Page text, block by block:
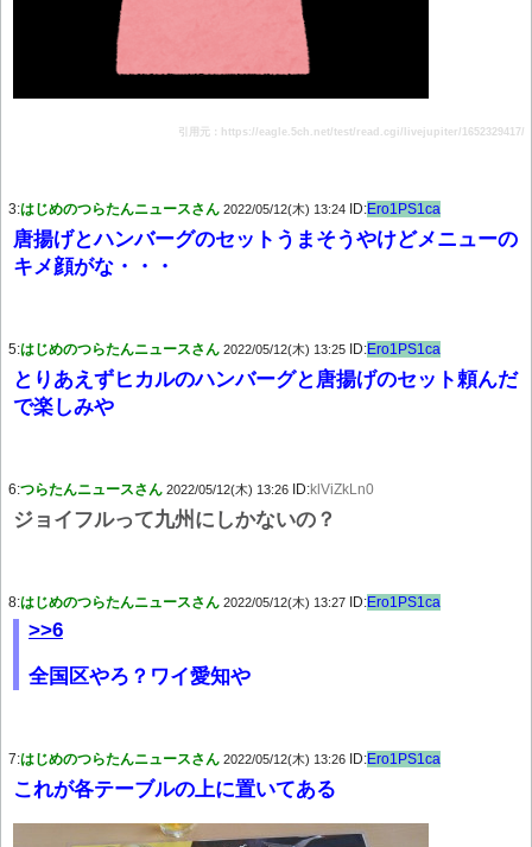
引用元：https://eagle.5ch.net/test/read.cgi/livejupiter/1652329417/
3:はじめのつらたんニュースさん 2022/05/12(木) 13:24 ID:Ero1PS1ca
唐揚げとハンバーグのセットうまそうやけどメニューの
キメ顔がな・・・
5:はじめのつらたんニュースさん 2022/05/12(木) 13:25 ID:Ero1PS1ca
とりあえずヒカルのハンバーグと唐揚げのセット頼んだ
で楽しみや
6:つらたんニュースさん 2022/05/12(木) 13:26 ID:klViZkLn0
ジョイフルって九州にしかないの？
8:はじめのつらたんニュースさん 2022/05/12(木) 13:27 ID:Ero1PS1ca
>>6
全国区やろ？ワイ愛知や
7:はじめのつらたんニュースさん 2022/05/12(木) 13:26 ID:Ero1PS1ca
これが各テーブルの上に置いてある